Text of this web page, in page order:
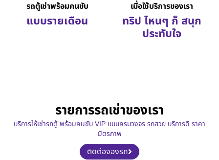
รถตู้เช่าพร้อมคนขับ
แบบรายเดือน
เมื่อใช้บริการของเรา
ทริป ไหนๆ ก็ สนุก
ประทับใจ
รายการรถเช่าของเรา
บริการให้เช่ารถตู้ พร้อมคนขับ VIP แบบครบวงจร รถสวย บริการดี ราคา
มิตรภาพ
ติดต่อจองรถ